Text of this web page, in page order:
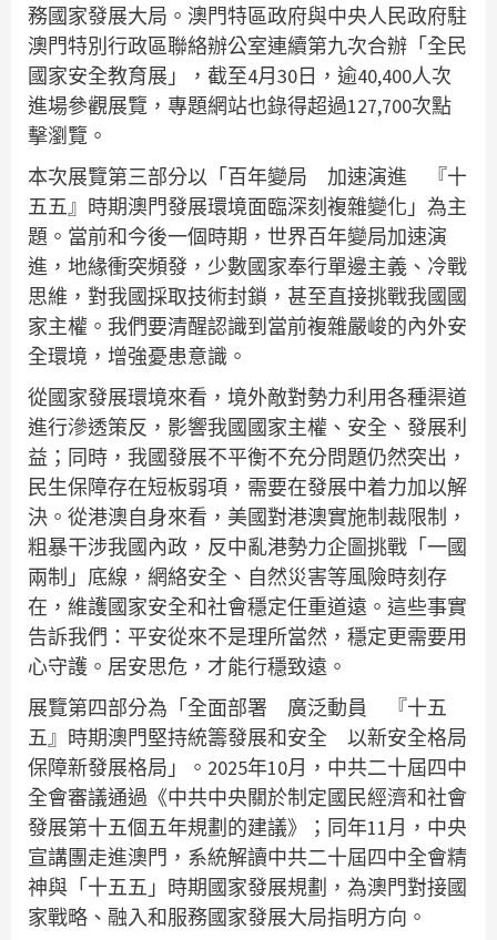
務國家發展大局。澳門特區政府與中央人民政府駐
澳門特別行政區聯絡辦公室連續第九次合辦「全民
國家安全教育展」，截至4月30日，逾40,400人次
進場參觀展覽，專題網站也錄得超過127,700次點
擊瀏覽。
本次展覽第三部分以「百年變局 加速演進 『十
五五』時期澳門發展環境面臨深刻複雜變化」為主
題。當前和今後一個時期，世界百年變局加速演
進，地緣衝突頻發，少數國家奉行單邊主義、冷戰
思維，對我國採取技術封鎖，甚至直接挑戰我國國
家主權。我們要清醒認識到當前複雜嚴峻的內外安
全環境，增強憂患意識。
從國家發展環境來看，境外敵對勢力利用各種渠道
進行滲透策反，影響我國國家主權、安全、發展利
益；同時，我國發展不平衡不充分問題仍然突出，
民生保障存在短板弱項，需要在發展中着力加以解
決。從港澳自身來看，美國對港澳實施制裁限制，
粗暴干涉我國內政，反中亂港勢力企圖挑戰「一國
兩制」底線，網絡安全、自然災害等風險時刻存
在，維護國家安全和社會穩定任重道遠。這些事實
告訴我們：平安從來不是理所當然，穩定更需要用
心守護。居安思危，才能行穩致遠。
展覽第四部分為「全面部署 廣泛動員 『十五
五』時期澳門堅持統籌發展和安全 以新安全格局
保障新發展格局」。2025年10月，中共二十屆四中
全會審議通過《中共中央關於制定國民經濟和社會
發展第十五個五年規劃的建議》；同年11月，中央
宣講團走進澳門，系統解讀中共二十屆四中全會精
神與「十五五」時期國家發展規劃，為澳門對接國
家戰略、融入和服務國家發展大局指明方向。